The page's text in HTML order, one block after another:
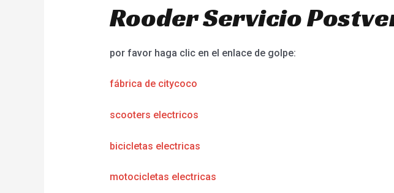
Rooder Servicio
por favor haga clic en el enlace de golpe:
fábrica de citycoco
scooters electricos
bicicletas electricas
motocicletas electricas